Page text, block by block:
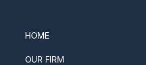
HOME
OUR FIRM